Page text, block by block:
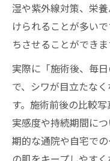
自分らしい美し
台東区で叶
理想の肌へ
台東区で自
る
シワ対策で
台東区で自
湿や紫外線対策、栄
けられることが多い
ちさせることができま
実際に「施術後、毎
で、シワが目立たな
す。施術前後の比較
実感度や持続期間に
期的な通院や自宅で